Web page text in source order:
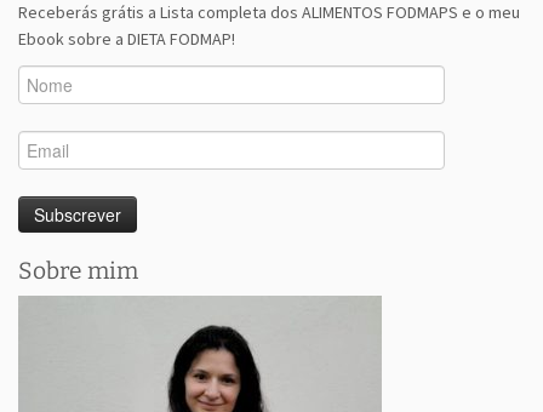
Receberás grátis a Lista completa dos ALIMENTOS FODMAPS e o meu
Ebook sobre a DIETA FODMAP!
Sobre mim